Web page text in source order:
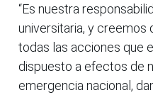
“Es nuestra
universitaria, y creemos
todas las acciones que
dispuesto a efectos de
emergencia nacional,